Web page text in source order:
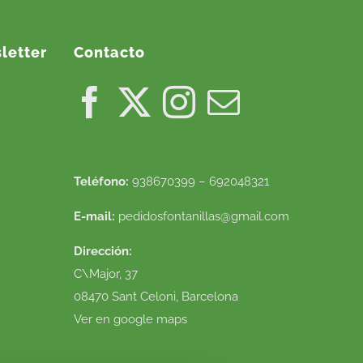
Contacto
Teléfono: 938670399 – 692048321
E-mail: pedidosfontanillas@gmail.com
Dirección:
C\Major, 37
08470 Sant Celoni, Barcelona
Ver en google maps